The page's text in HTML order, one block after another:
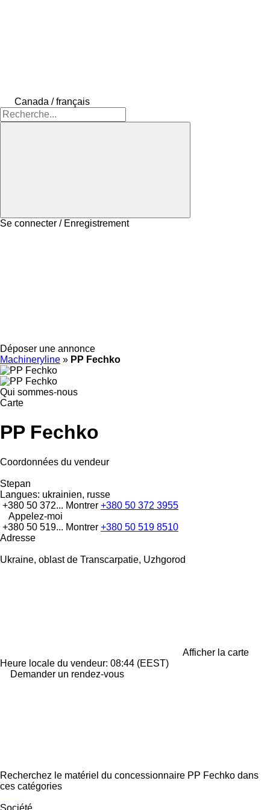
Canada / français
Se connecter / Enregistrement
Déposer une annonce
Machineryline » PP Fechko
Qui sommes-nous
Carte
PP Fechko
Coordonnées du vendeur
Stepan
Langues: ukrainien, russe
+380 50 372... Montrer +380 50 372 3955
Appelez-moi
+380 50 519... Montrer +380 50 519 8510
Adresse
Ukraine, oblast de Transcarpatie, Uzhgorod
Afficher la carte
Heure locale du vendeur: 08:44 (EEST)
Demander un rendez-vous
Recherchez le matériel du concessionnaire PP Fechko dans
ces catégories
disallow-in-dsa
Société